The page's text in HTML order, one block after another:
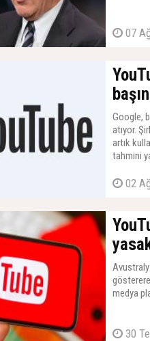
07
Google,
atıyor.
artık
tahmini
02
medya
30